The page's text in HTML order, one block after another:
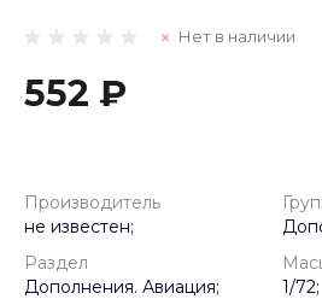
Нет в наличии
552 ₽
Производитель
не известен;
Раздел
Дополнения. Авиация;
1/72;